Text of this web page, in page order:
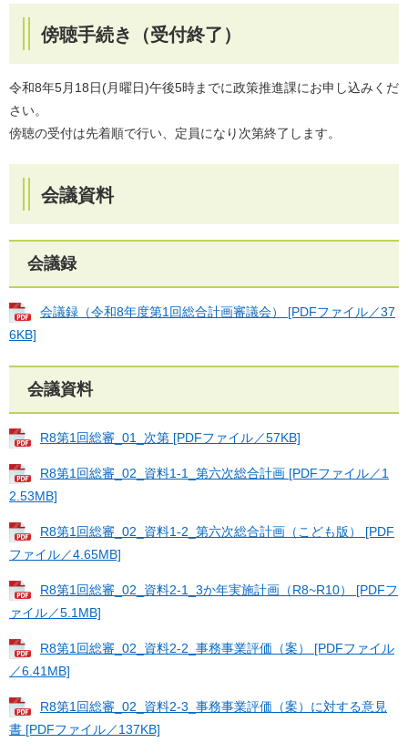
傍聴手続き（受付終了）
令和8年5月18日(月曜日)午後5時までに政策推進課にお申し込みくだ
さい。
傍聴の受付は先着順で行い、定員になり次第終了します。
会議資料
会議録
会議録（令和8年度第1回総合計画審議会） [PDFファイル／37
6KB]
会議資料
R8第1回総審_01_次第 [PDFファイル／57KB]
R8第1回総審_02_資料1-1_第六次総合計画 [PDFファイル／1
2.53MB]
R8第1回総審_02_資料1-2_第六次総合計画（こども版） [PDF
ファイル／4.65MB]
R8第1回総審_02_資料2-1_3か年実施計画（R8~R10） [PDFフ
ァイル／5.1MB]
R8第1回総審_02_資料2-2_事務事業評価（案） [PDFファイル
／6.41MB]
R8第1回総審_02_資料2-3_事務事業評価（案）に対する意見
書 [PDFファイル／137KB]